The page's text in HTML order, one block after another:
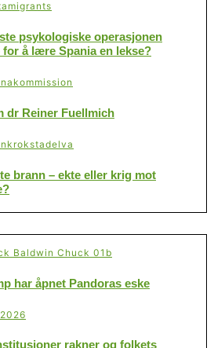
psykologiske operasjonen
for å lære Spania en lekse?
dr Reiner Fuellmich
brann – ekte eller krig mot
har åpnet Pandoras eske
rakner og folkets